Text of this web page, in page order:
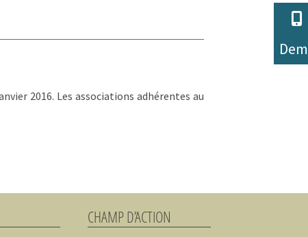
de confidentialité, en garantissant la conformité avec
2016. Les associations adhérentes au
CHAMP D’ACTION